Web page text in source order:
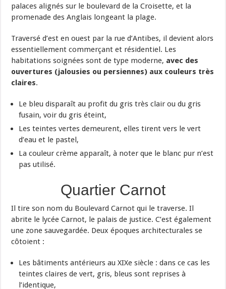
palaces alignés sur le boulevard de la Croisette, et la
promenade des Anglais longeant la plage.
Traversé d’est en ouest par la rue d’Antibes, il devient alors
essentiellement commerçant et résidentiel. Les
habitations soignées sont de type moderne, avec des
ouvertures (jalousies ou persiennes) aux couleurs très
claires.
Le bleu disparaît au profit du gris très clair ou du gris
fusain, voir du gris éteint,
Les teintes vertes demeurent, elles tirent vers le vert
d’eau et le pastel,
La couleur crème apparaît, à noter que le blanc pur n’est
pas utilisé.
Quartier Carnot
Il tire son nom du Boulevard Carnot qui le traverse. Il
abrite le lycée Carnot, le palais de justice. C’est également
une zone sauvegardée. Deux époques architecturales se
côtoient :
Les bâtiments antérieurs au XIXe siècle : dans ce cas les
teintes claires de vert, gris, bleus sont reprises à
l’identique,